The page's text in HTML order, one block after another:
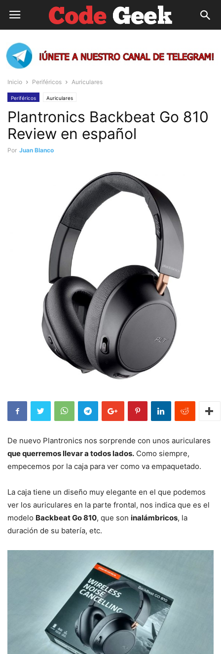
Inicio Periféricos Auriculares
Periféricos Auriculares
Plantronics Backbeat Go 810
Review en español
Por Juan Blanco
De nuevo Plantronics nos sorprende con unos auriculares
que querremos llevar a todos lados. Como siempre,
empecemos por la caja para ver como va empaquetado.
La caja tiene un diseño muy elegante en el que podemos
ver los auriculares en la parte frontal, nos indica que es el
modelo Backbeat Go 810, que son inalámbricos, la
duración de su batería, etc.